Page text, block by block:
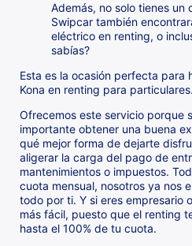
Además, no solo tienes un
Swipcar también
eléctrico en renting, o
sabías?
Esta es la ocasión perfecta para
Kona en renting para particulares.
Ofrecemos este servicio porque
importante obtener una buena
qué mejor forma de dejarte
aligerar la carga del pago de
mantenimientos o impuestos.
cuota mensual, nosotros ya nos
todo por ti. Y si eres empresario
más fácil, puesto que el renting
hasta el 100% de tu cuota.